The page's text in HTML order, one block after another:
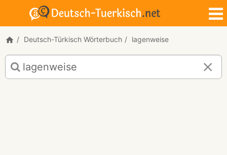
Deutsch-Türkisch Wörterbuch lagenweise
Deutsch-
Türkisch
Übersetzung